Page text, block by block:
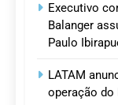
Executivo
Balanger
Paulo
LATAM
operação do